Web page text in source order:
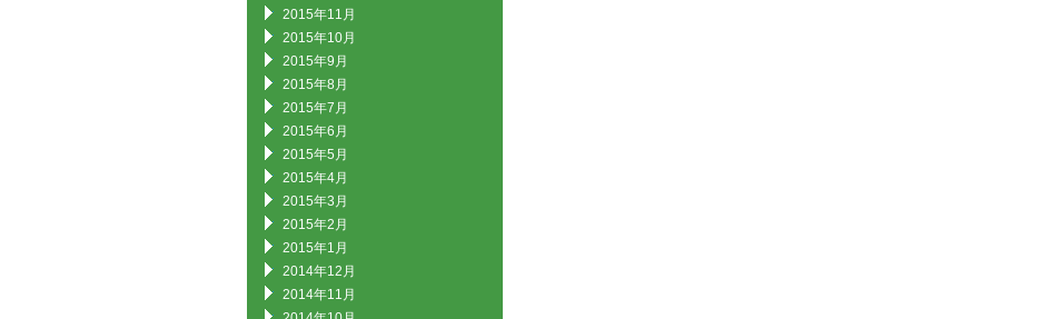
2015年11月
2015年10月
2015年9月
2015年8月
2015年7月
2015年6月
2015年5月
2015年4月
2015年3月
2015年2月
2015年1月
2014年12月
2014年11月